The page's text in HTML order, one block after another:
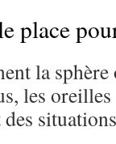
place
la sphère
les